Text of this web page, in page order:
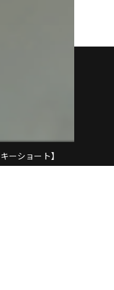
ーショート】